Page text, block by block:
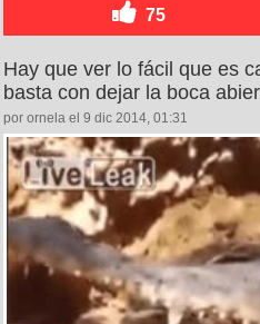
75
Hay que ver lo fácil que es
basta con dejar la boca
por ornela el 9 dic 2014, 01:31